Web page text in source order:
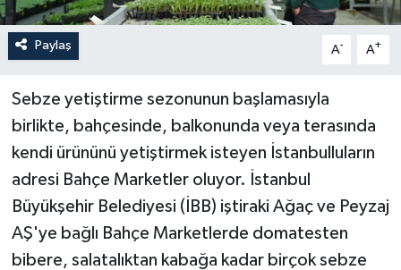
Paylaş A- A+
Sebze yetiştirme sezonunun başlamasıyla
birlikte, bahçesinde, balkonunda veya terasında
kendi ürününü yetiştirmek isteyen İstanbulluların
adresi Bahçe Marketler oluyor. İstanbul
Büyükşehir Belediyesi (İBB) iştiraki Ağaç ve Peyzaj
AŞ'ye bağlı Bahçe Marketlerde domatesten
bibere, salatalıktan kabağa kadar birçok sebze